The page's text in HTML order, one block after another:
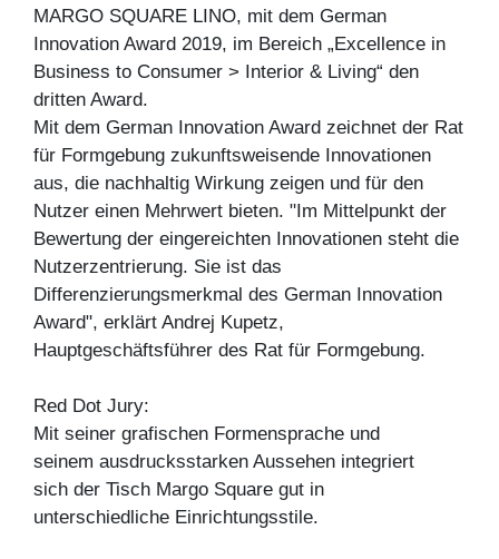
MARGO SQUARE LINO, mit dem German
Innovation Award 2019, im Bereich „Excellence in
Business to Consumer > Interior & Living“ den
dritten Award.
Mit dem German Innovation Award zeichnet der Rat
für Formgebung zukunftsweisende Innovationen
aus, die nachhaltig Wirkung zeigen und für den
Nutzer einen Mehrwert bieten. "Im Mittelpunkt der
Bewertung der eingereichten Innovationen steht die
Nutzerzentrierung. Sie ist das
Differenzierungsmerkmal des German Innovation
Award", erklärt Andrej Kupetz,
Hauptgeschäftsführer des Rat für Formgebung.
Red Dot Jury:
Mit seiner grafischen Formensprache und
seinem ausdrucksstarken Aussehen integriert
sich der Tisch Margo Square gut in
unterschiedliche Einrichtungsstile.